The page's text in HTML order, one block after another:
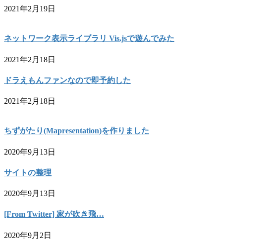
2021年2月19日
ネットワーク表示ライブラリ Vis.jsで遊んでみた
2021年2月18日
ドラえもんファンなので即予約した
2021年2月18日
ちずがたり(Mapresentation)を作りました
2020年9月13日
サイトの整理
2020年9月13日
[From Twitter] 家が吹き飛…
2020年9月2日